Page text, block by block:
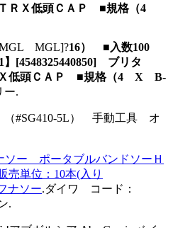
ＲＸ低頭ＣＡＰ ■規格（4
MGL MGL]?16） ■入数100
】[4548325440850] ブリタ
Ｘ低頭ＣＡＰ ■規格（4 X B-
ー.
（#SG410-5L） 手動工具 オ
ソー ポータブルバンドソーＨ
単位：10本(入り
ナソー.ダイワ コード：
.